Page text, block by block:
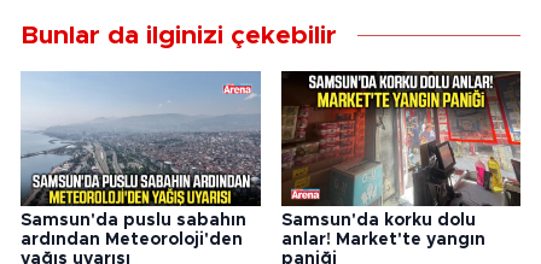
Bunlar da ilginizi çekebilir
Samsun'da puslu sabahın
ardından Meteoroloji'den
yağış uyarısı
Samsun'da korku dolu
anlar! Market'te yangın
paniği